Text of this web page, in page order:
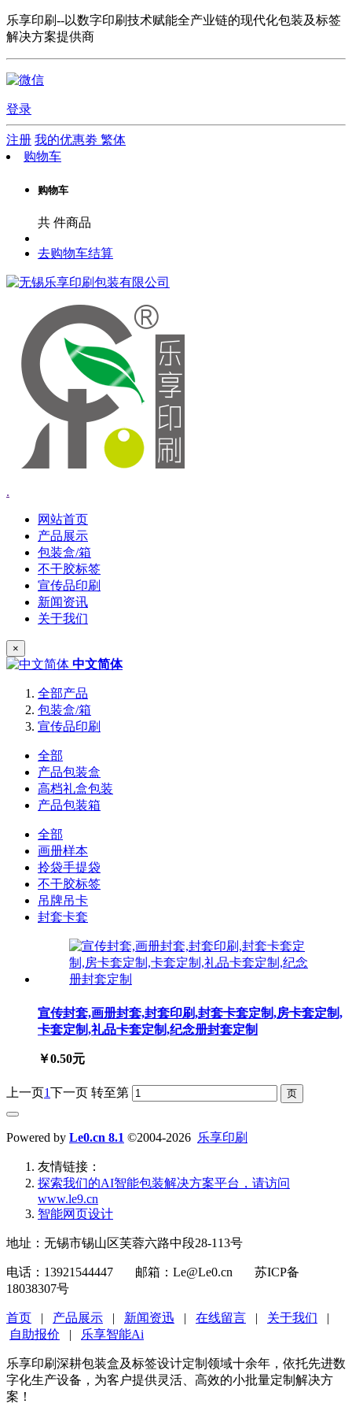
乐享印刷--以数字印刷技术赋能全产业链的现代化包装及标签
解决方案提供商
登录
注册 我的优惠劵 繁体
购物车
购物车
共 件商品
去购物车结算
.
网站首页
产品展示
包装盒/箱
不干胶标签
宣传品印刷
新闻资讯
关于我们
×
中文简体
全部产品
包装盒/箱
宣传品印刷
全部
产品包装盒
高档礼盒包装
产品包装箱
全部
画册样本
拎袋手提袋
不干胶标签
吊牌吊卡
封套卡套
宣传封套,画册封套,封套印刷,封套卡套定制,房卡套定制,
卡套定制,礼品卡套定制,纪念册封套定制
￥0.50元
上一页1下一页 转至第
Powered by Le0.cn 8.1 ©2004-2026 乐享印刷
友情链接：
探索我们的‌AI智能包装解决方案平台‌，请访问
www.le9.cn
智能网页设计
地址：无锡市锡山区芙蓉六路中段28-113号
电话：13921544447 邮箱：Le@Le0.cn 苏ICP备
18038307号
首页 | 产品展示 | 新闻资迅 | 在线留言 | 关于我们 |
自助报价 | 乐享智能Ai
乐享印刷深耕包装盒及标签设计定制领域十余年，依托先进数
字化生产设备，为客户提供灵活、高效的小批量定制解决方
案！